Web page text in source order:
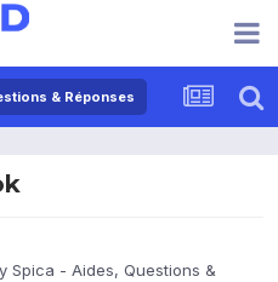
& Réponses
Spica - Aides, Questions &